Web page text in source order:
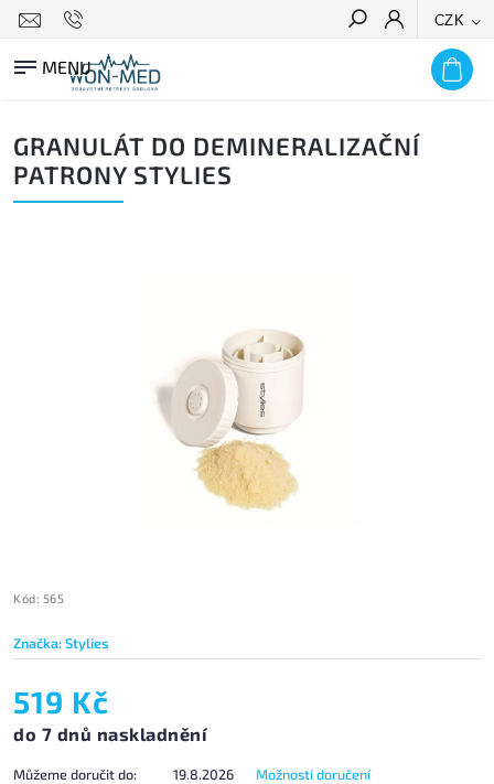
CZK
HLEDAT
GRANULÁT DO DEMINERALIZAČNÍ
PATRONY STYLIES
Kód: 565
Značka:Stylies
519 Kč
do 7 dnů naskladnění
Můžeme doručit do: 19.8.2026 Možnosti doručení